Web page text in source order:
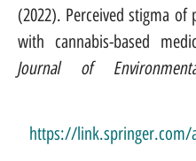
(2022). Perceived stigma
with cannabis-based
Journal of
https://link.springer.com/